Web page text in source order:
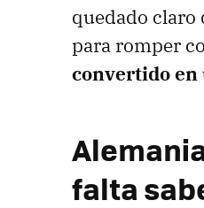
quedado claro
para romper
convertido en
falta